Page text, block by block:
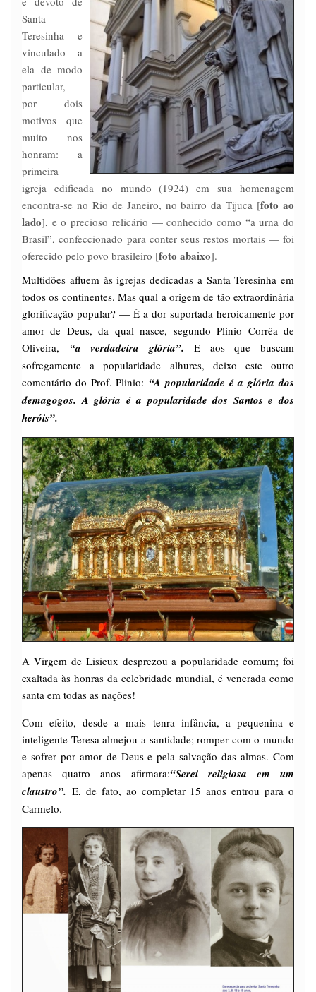
Santa
Teresinha e
vinculado a
ela de modo
particular,
por dois
motivos que
muito nos
honram: a
primeira
igreja edificada no mundo (1924) em sua homenagem
encontra-se no Rio de Janeiro, no bairro da Tijuca [foto ao
lado], e o precioso relicário — conhecido como “a urna do
Brasil”, confeccionado para conter seus restos mortais — foi
oferecido pelo povo brasileiro [foto abaixo].
Multidões afluem às igrejas dedicadas a Santa Teresinha em
todos os continentes. Mas qual a origem de tão extraordinária
glorificação popular? — É a dor suportada heroicamente por
amor de Deus, da qual nasce, segundo Plinio Corrêa de
Oliveira, “a verdadeira glória”. E aos que buscam
sofregamente a popularidade alhures, deixo este outro
comentário do Prof. Plinio:“A popularidade é a glória dos
demagogos. A glória é a popularidade dos Santos e dos
heróis”.
A Virgem de Lisieux desprezou a popularidade comum; foi
exaltada às honras da celebridade mundial, é venerada como
santa em todas as nações!
Com efeito, desde a mais tenra infância, a pequenina e
inteligente Teresa almejou a santidade; romper com o mundo
e sofrer por amor de Deus e pela salvação das almas. Com
apenas quatro anos afirmara:“Serei religiosa em um
claustro”. E, de fato, ao completar 15 anos entrou para o
Carmelo.